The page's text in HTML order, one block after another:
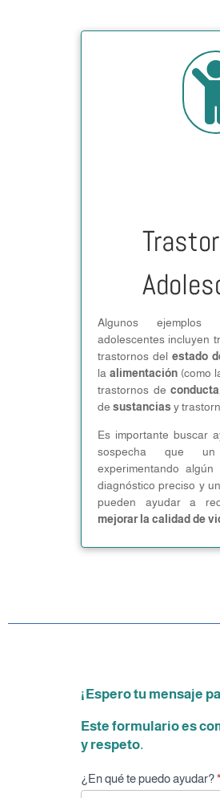
Algunos
adolescentes incluyen
trastornos del estado
la alimentación(como
trastornos deconducta
de sustancias y
Es importante buscar
sospecha que un
experimentando
diagnóstico preciso y
pueden ayudar a
mejorar la calidad de
¡Espero tu mensaje
Este formulario es
y respeto.
Footer-
Edu
¿En qué te puedo ayudar?*